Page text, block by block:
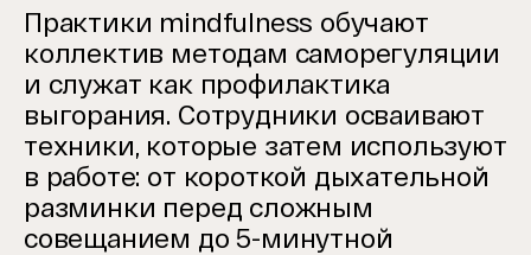
Практики mindfulness обучают
коллектив методам саморегуляции
и служат как профилактика
выгорания. Сотрудники осваивают
техники, которые затем используют
в работе: от короткой дыхательной
разминки перед сложным
совещанием до 5-минутной